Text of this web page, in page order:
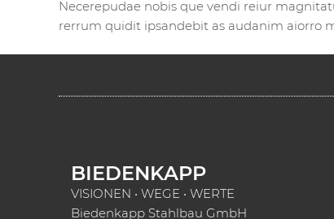
Necerepudae nobis que vendi reiur
rerrum quidit ipsandebit as audanim aiorro
BIEDENKAPP
VISIONEN • WEGE • WERTE
Biedenkapp Stahlbau GmbH